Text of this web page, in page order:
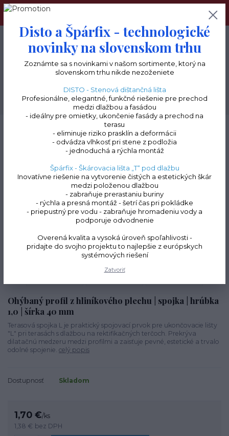
Navštívte tiež náš terceshop.sk, kde nájdete kompletný
Menu
Hľadať
+421 903 277 085
0
Terasové lišty a profily na terče | doplnky k profilom
lišty základné "L"
Terasová spojka k "L" profilom
Terasová spojka k "L"
profilom
Novinka
TOP produkt
Ohýbaný profil z hliníkového plechu | spojka | hrúbka
1,0 | šírka 40 mm
Terasová spojka L je praktický spojovací prvok pre ukončovacie lišty
"L" pri terasách s dlažbou na rektifikačných terčoch. Prekrýva
dilatačnú medzeru medzi profilmi a zaisťuje pevné, estetické a trvalo
odolné spojenie. celý popis
Dostupnosť Skladom
1,70 €/ks
1,38 € bez DPH
Disto a Špárfix - technologické
novinky na slovenskom trhu
Zoznámte sa s novinkami v našom sortimente, ktorý na
slovenskom trhu nikde nezoženiete
DISTO - Stenová dištančná lišta
Profesionálne, elegantné, funkčné riešenie pre prechod
medzi dlažbou a fasádou
- ideálny pre omietky, ukončenie fasády a prechod na
terasu
- eliminuje riziko prasklín a deformácii
- odvádza vlhkosť pri stene z podložia
- jednoduchá a rýchla montáž
Špárfix - Škárovacia lišta „T“ pod dlažbu
Inovatívne riešenie na vytvorenie čistých a estetických škár
medzi položenou dlažbou
- zabraňuje prerastaniu buriny
- rýchla a presná montáž - šetrí čas pri pokládke
- priepustný pre vodu - zabraňuje hromadeniu vody a
podporuje odvodnenie
Overená kvalita a vysoká úroveň spoľahlivosti -
pridajte do svojho projektu to najlepšie z európskych
systémových riešení
Zatvoriť